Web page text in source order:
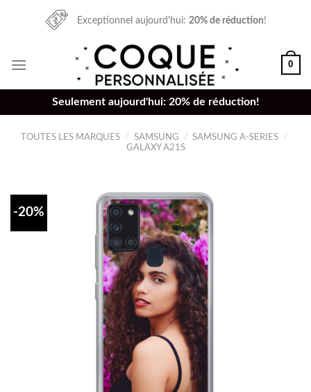
Exceptionnel aujourd'hui: 20% de réduction!
0
Seulement aujourd'hui: 20% de réduction!
TOUTES LES MARQUES / SAMSUNG / SAMSUNG A-SERIES
/
GALAXY A21S
-20%